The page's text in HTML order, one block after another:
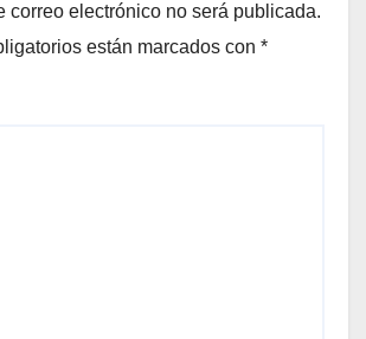
correo electrónico no será publicada.
están marcados con *